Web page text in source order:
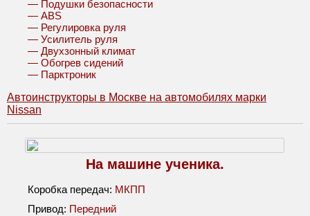
— Подушки безопасности
— ABS
— Регулировка руля
— Усилитель руля
— Двухзонный климат
— Обогрев сидений
— Парктроник
Автоинструкторы в Москве на автомобилях марки
Nissan
На машине ученика.
Коробка передач: МКПП
Привод: Передний